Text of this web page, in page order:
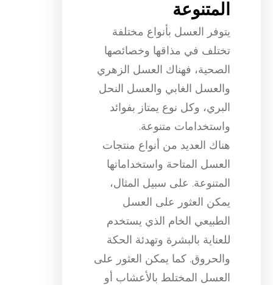
المتنوعة
يتوفر العسل بأنواع مختلفة
تختلف في مذاقها وخصائصها
الصحية، فهناك العسل الزهري
والعسل الغابي والعسل النحل
البري، وكل نوع يمتاز بفوائد
واستخدامات متنوعة.
هناك العديد من أنواع منتجات
العسل المتاحة واستخداماتها
المتنوعة. على سبيل المثال،
يمكن العثور على العسل
الطبيعي الخام الذي يستخدم
للعناية بالبشرة وتهدئة الحكة
والحروق. كما يمكن العثور على
العسل المختلط بالأعشاب أو